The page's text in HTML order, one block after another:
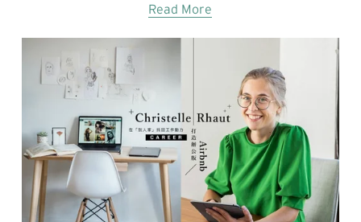
Read More